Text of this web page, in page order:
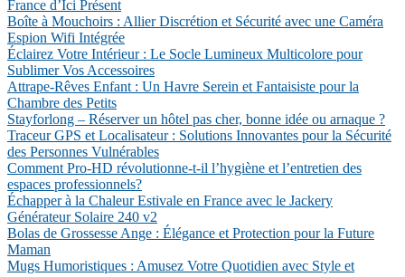
France d’Ici Présent
Boîte à Mouchoirs : Allier Discrétion et Sécurité avec une Caméra
Espion Wifi Intégrée
Éclairez Votre Intérieur : Le Socle Lumineux Multicolore pour
Sublimer Vos Accessoires
Attrape-Rêves Enfant : Un Havre Serein et Fantaisiste pour la
Chambre des Petits
Stayforlong – Réserver un hôtel pas cher, bonne idée ou arnaque ?
Traceur GPS et Localisateur : Solutions Innovantes pour la Sécurité
des Personnes Vulnérables
Comment Pro-HD révolutionne-t-il l’hygiène et l’entretien des
espaces professionnels?
Échapper à la Chaleur Estivale en France avec le Jackery
Générateur Solaire 240 v2
Bolas de Grossesse Ange : Élégance et Protection pour la Future
Maman
Mugs Humoristiques : Amusez Votre Quotidien avec Style et